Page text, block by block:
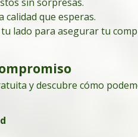
calidad que esperas.
lado para asegurar tu
y descubre cómo